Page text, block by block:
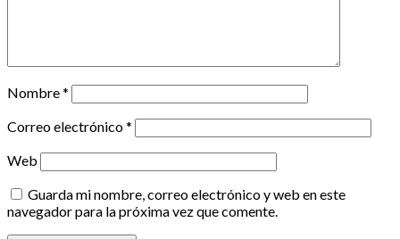
Nombre*
Correo electrónico*
Web
Guarda mi nombre, correo electrónico y web en este
navegador para la próxima vez que comente.